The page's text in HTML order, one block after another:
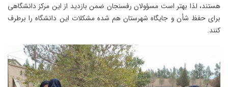
هستند، لذا بهتر است مسؤولان رفسنجان ضمن بازدید از این مرکز دانشگاهی
برای حفظ شأن و جایگاه شهرستان هم شده مشکلات این دانشگاه را برطرف
کنند.